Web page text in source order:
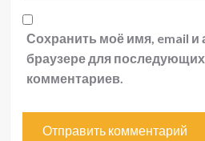
Сохранить моё имя, email и
браузере для
комментариев.